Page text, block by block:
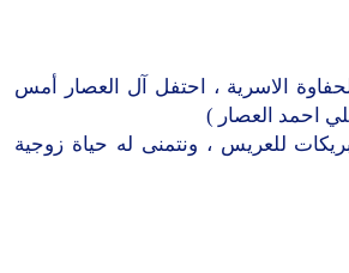
الاسرية ، احتفل آل العصار أمس
احمد العصار )
للعريس ، ونتمنى له حياة زوجية